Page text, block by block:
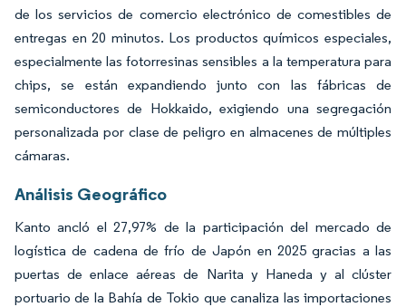
de los servicios de comercio electrónico de comestibles de
entregas en 20 minutos. Los productos químicos especiales,
especialmente las fotorresinas sensibles a la temperatura para
chips, se están expandiendo junto con las fábricas de
semiconductores de Hokkaido, exigiendo una segregación
personalizada por clase de peligro en almacenes de múltiples
cámaras.
Análisis Geográfico
Kanto ancló el 27,97% de la participación del mercado de
logística de cadena de frío de Japón en 2025 gracias a las
puertas de enlace aéreas de Narita y Haneda y al clúster
portuario de la Bahía de Tokio que canaliza las importaciones